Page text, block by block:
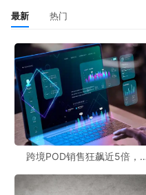
最新 热门
跨境POD销售狂飙近5倍，